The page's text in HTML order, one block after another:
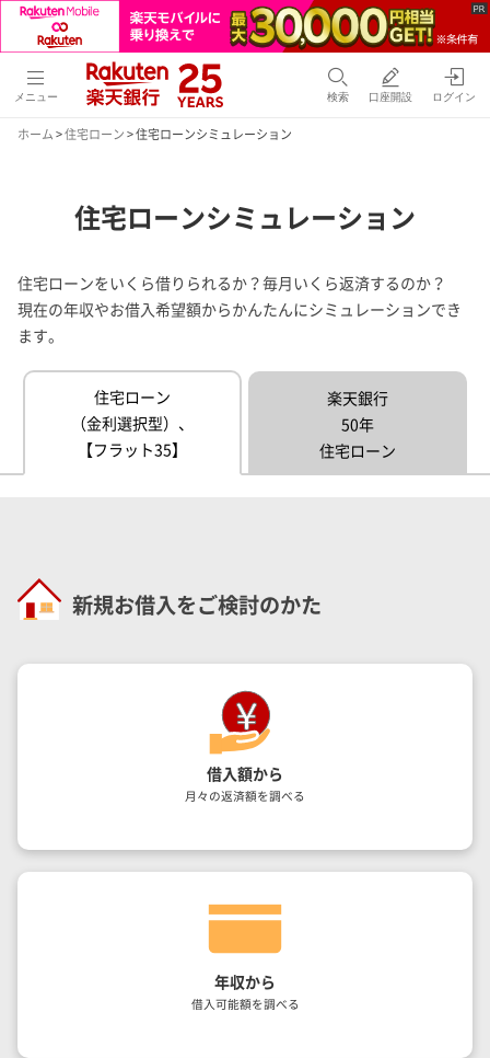
メニュー 検索 口座開設 ログイン
ホーム>住宅ローン> 住宅ローンシミュレーション
住宅ローンシミュレーション
住宅ローンをいくら借りられるか？毎月いくら返済するのか？
現在の年収やお借入希望額からかんたんにシミュレーションでき
ます。
住宅ローン
（金利選択型）、
【フラット35】
楽天銀行
50年
住宅ローン
新規お借入をご検討のかた
借入額から
月々の返済額を調べる
年収から
借入可能額を調べる